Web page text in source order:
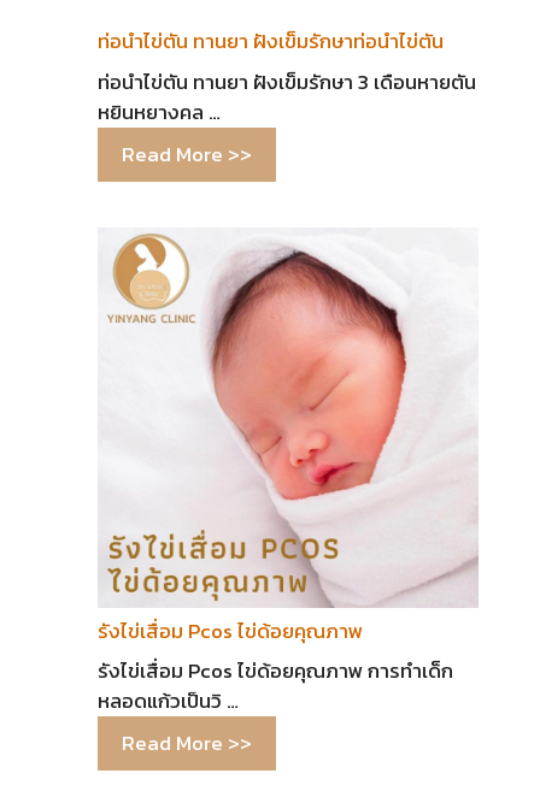
ท่อนำไข่ตัน ทานยา ฝังเข็มรักษาท่อนำไข่ตัน
ท่อนำไข่ตัน ทานยา ฝังเข็มรักษา 3 เดือนหายตัน
หยินหยางคล …
Read More >>
รังไข่เสื่อม Pcos ไข่ด้อยคุณภาพ
รังไข่เสื่อม Pcos ไข่ด้อยคุณภาพ การทำเด็ก
หลอดแก้วเป็นวิ …
Read More >>